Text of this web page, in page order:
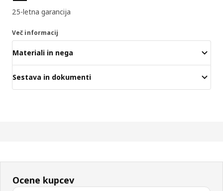
25-letna garancija
Več informacij
Materiali in nega
Sestava in dokumenti
Ocene kupcev